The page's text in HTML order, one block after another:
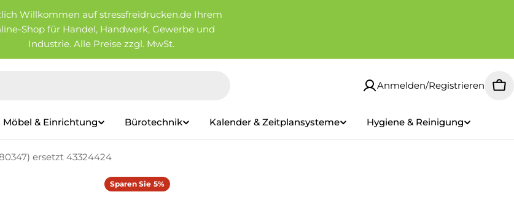
Willkommen auf stressfreidrucken.de Ihrem
Shop für Handel, Handwerk, Gewerbe und
Industrie. Alle Preise zzgl. MwSt.
Anmelden/Registrieren
Möbel & Einrichtung Bürotechnik Kalender & Zeitplansysteme Hygiene & Reinigung
ersetzt 43324424
Sparen Sie 5%